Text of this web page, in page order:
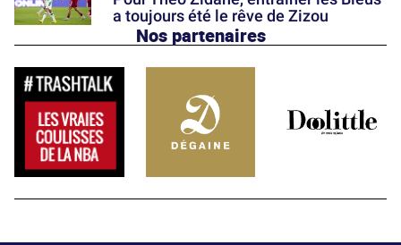
a toujours été le rêve de Zizou
Nos partenaires